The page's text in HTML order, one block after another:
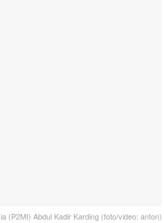
(P2MI) Abdul Kadir Karding (foto/video: anton)